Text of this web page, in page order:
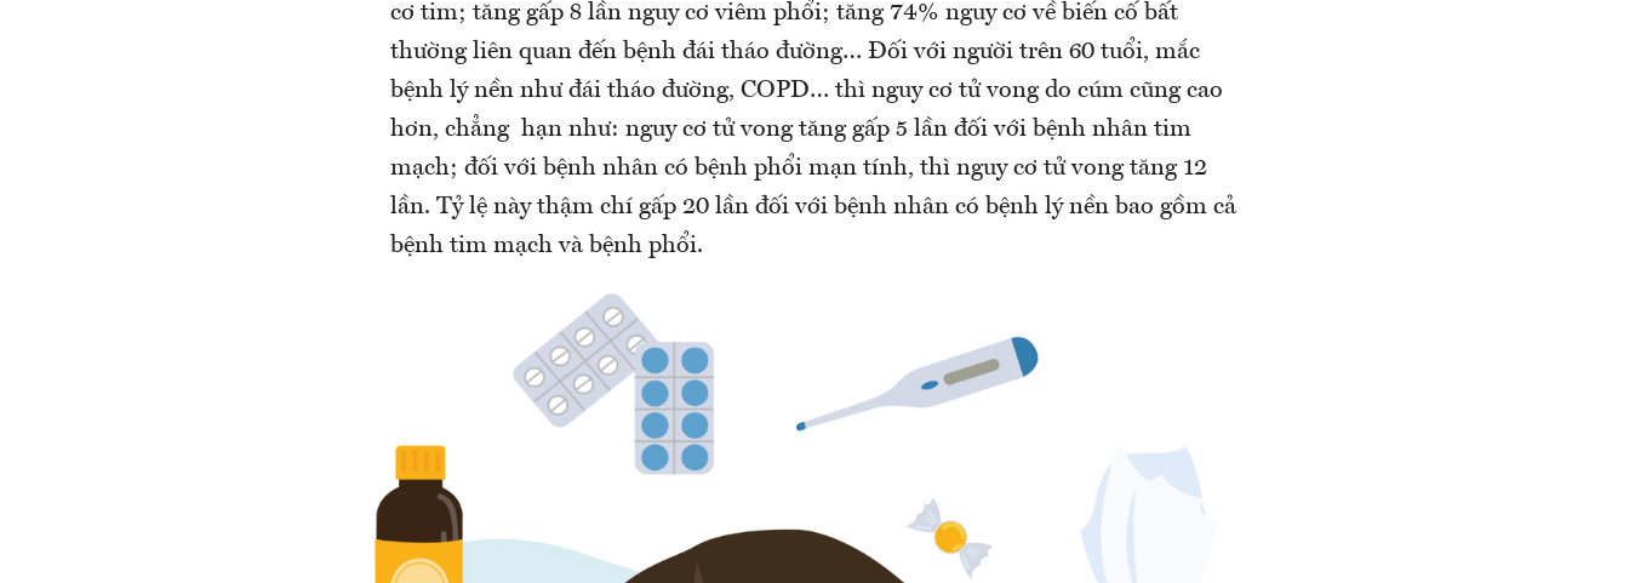
cơ tim; tăng gấp 8 lần nguy cơ viêm phổi; tăng 74% nguy cơ về biến cố bất
thường liên quan đến bệnh đái tháo đường… Đối với người trên 60 tuổi, mắc
bệnh lý nền như đái tháo đường, COPD… thì nguy cơ tử vong do cúm cũng cao
hơn, chẳng hạn như: nguy cơ tử vong tăng gấp 5 lần đối với bệnh nhân tim
mạch; đối với bệnh nhân có bệnh phổi mạn tính, thì nguy cơ tử vong tăng 12
lần. Tỷ lệ này thậm chí gấp 20 lần đối với bệnh nhân có bệnh lý nền bao gồm cả
bệnh tim mạch và bệnh phổi.